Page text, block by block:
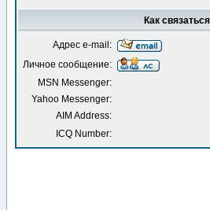
Как
Адрес e-mail:
Личное сообщение:
MSN Messenger:
Yahoo Messenger:
AIM Address:
ICQ Number: